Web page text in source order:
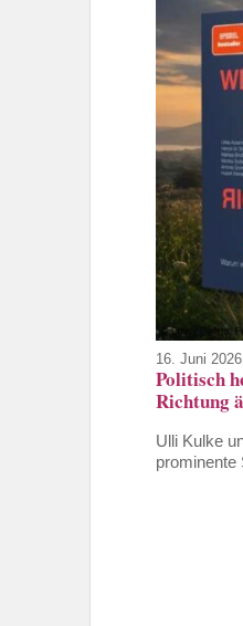
16. Juni 2026
Politisch
Richtung
Ulli Kulke
prominente